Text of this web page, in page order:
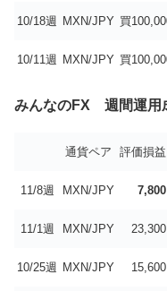
10/18週 MXN/JPY 買
10/11週 MXN/JPY 買
みんなのFX 週間運用
通貨ペア 評価損益
11/8週 MXN/JPY 7,800
11/1週 MXN/JPY 23,300
10/25週 MXN/JPY 15,600